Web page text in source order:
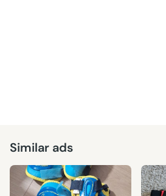
Similar ads